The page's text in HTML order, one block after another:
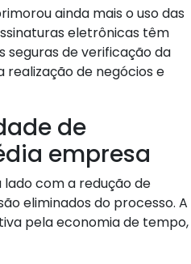
ainda mais o uso das
eletrônicas têm
seguras de verificação da
de negócios e
de
empresa
com a redução de
eliminados do processo. A
pela economia de tempo,